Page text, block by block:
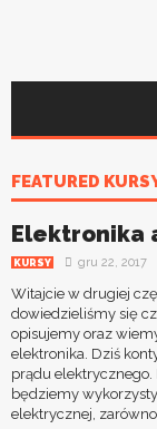
FEATURED
Elektronika
KURSY gru 22, 2017
Witajcie w drugiej
dowiedzieliśmy się
opisujemy oraz
elektronika. Dziś
prądu
będziemy
elektrycznej,